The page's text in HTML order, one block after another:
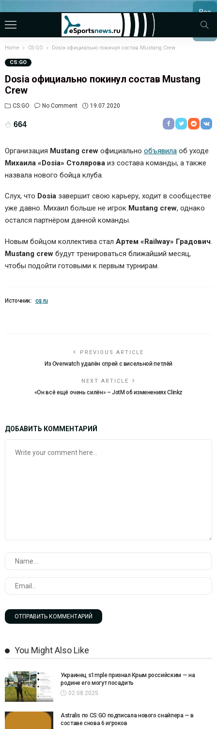
Все
МАТЧИ
Home CS:GO Dosia официально покинул состав Mustang Crew
CS:GO
Dosia официально покинул состав Mustang
Crew
CS:GO No Comment 19.07.2020
664
Организация Mustang crew официально объявила об уходе
Михаила «Dosia» Столярова из состава команды, а также
назвала нового бойца клуба.
Слух, что Dosia завершит свою карьеру, ходит в сообществе
уже давно. Михаил больше не игрок Mustang crew, однако
остался партнёром данной команды.
Новым бойцом коллектива стал Артем «Railway» Градович.
Mustang crew будут тренироваться ближайший месяц,
чтобы подойти готовыми к первым турнирам.
Источник: cq.ru
PREVIOUS ARTICLE
Из Overwatch удалён спрей с висельной петлёй
NEXT ARTICLE
«Он всё ещё очень силён» – JotM об изменениях Clinkz
ДОБАВИТЬ КОММЕНТАРИЙ
You Might Also Like
Украинец s1mple признал Крым российским — на
родине его могут посадить
02.08.2025
Astralis по CS:GO подписала нового снайпера — в
составе снова 6 игроков